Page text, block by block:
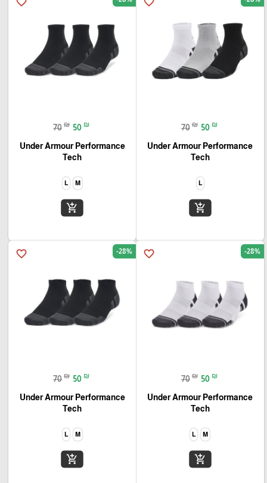
70 ₪ 50 ₪
Under Armour Performance
Tech‏
L
add_shopping_cart
70 ₪ 50 ₪
Under Armour Performance
Tech‏
M
L
add_shopping_cart
favorite_border -28%
70 ₪ 50 ₪
Under Armour Performance
Tech‏
M
L
add_shopping_cart
favorite_border -28%
70 ₪ 50 ₪
Under Armour Performance
Tech‏
M
L
add_shopping_cart